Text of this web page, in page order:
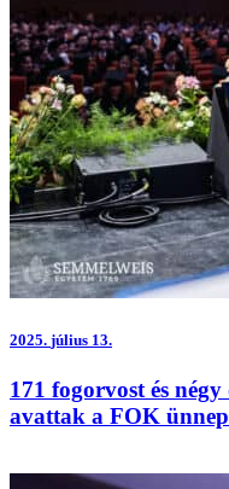
2025. július 13.
171 fogorvost és
avattak a FOK